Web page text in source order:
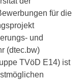
für die
und
(dtec.bw)
TVöD E14) ist